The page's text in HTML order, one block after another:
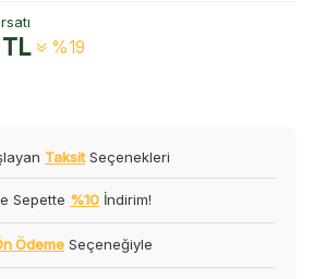
%19
Taksit Seçenekleri
Sepette %10 İndirim!
Ödeme Seçeneğiyle